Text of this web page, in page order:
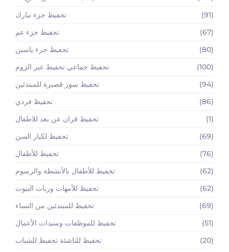
تحفيظ جزء تبارك
(91)
تحفيظ جزء عم
(67)
تحفيظ جزء ياسين
(80)
تحفيظ جماعي تحفيظ عبر الزوم
(100)
تحفيظ سور قصيرة للمبتدئين
(94)
تحفيظ فردي
(86)
تحفيظ قران عن بعد للاطفال
(1)
تحفيظ لكبار السن
(69)
تحفيظ للأطفال
(76)
تحفيظ للأطفال بالأنشطة والرسوم
(62)
تحفيظ للأمهات وربات البيوت
(62)
تحفيظ للمبتدئين من النساء
(69)
تحفيظ للموظفات وسيدات الأعمال
(51)
تحفيظ للناشئة تحفيظ للشباب
(20)